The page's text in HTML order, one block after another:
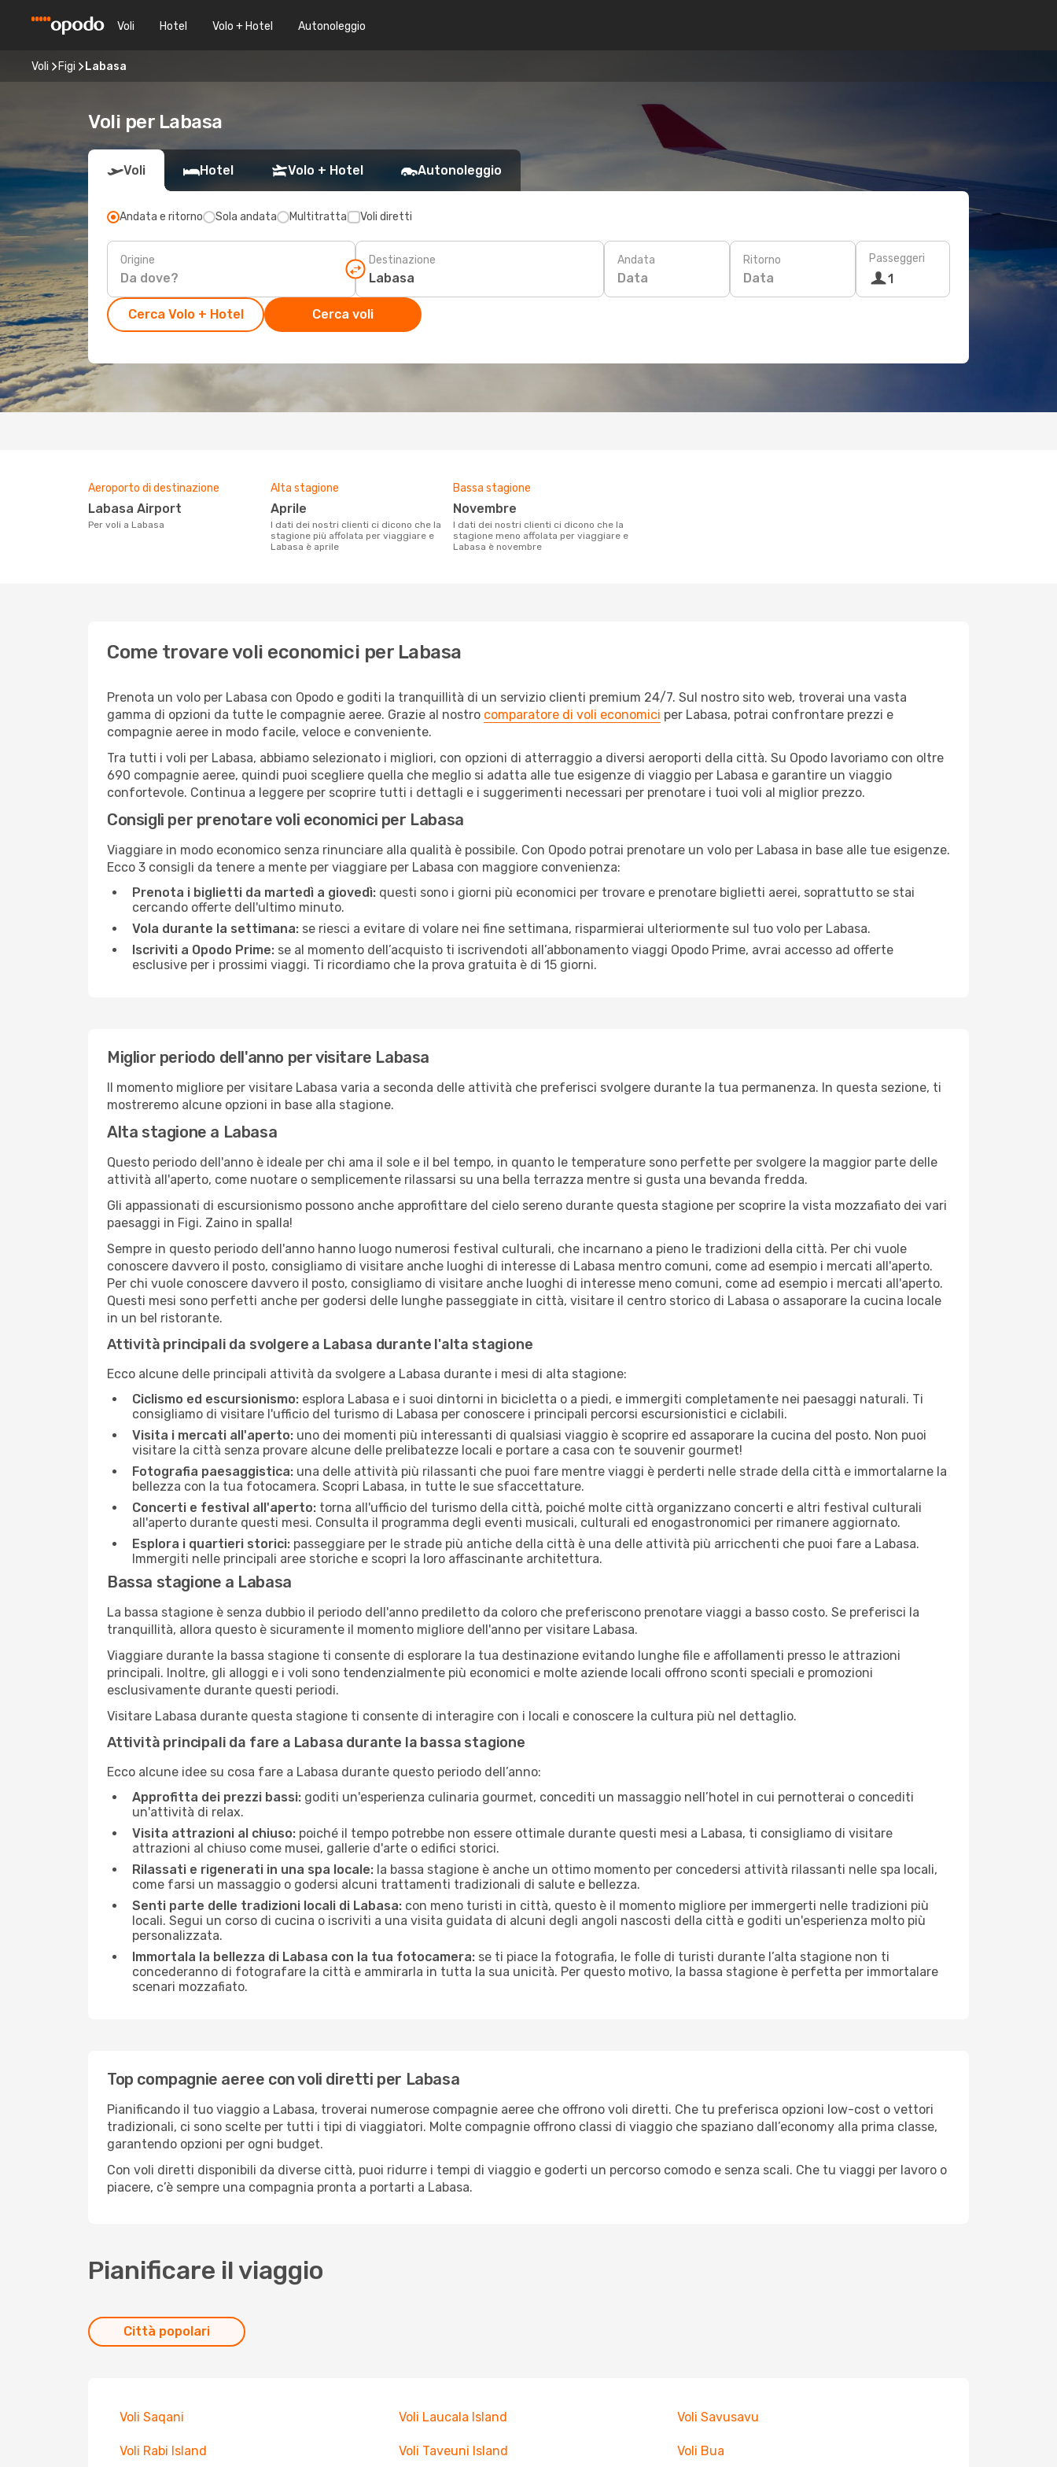
Voli Hotel Volo + Hotel Autonoleggio
Voli Figi Labasa
Voli per Labasa
Voli Hotel Volo + Hotel Autonoleggio
Andata e ritorno Sola andata Multitratta Voli diretti
Origine Destinazione Andata
Data
Ritorno
Data
Passeggeri
1
Cerca Volo + Hotel Cerca voli
Aeroporto di destinazione
Labasa Airport
Per voli a Labasa
Alta stagione
aprile
I dati dei nostri clienti ci dicono che la
stagione più affolata per viaggiare e
Labasa è aprile
Bassa stagione
novembre
I dati dei nostri clienti ci dicono che la
stagione meno affolata per viaggiare e
Labasa è novembre
Come trovare voli economici per Labasa
Prenota un volo per Labasa con Opodo e goditi la tranquillità di un servizio clienti premium 24/7. Sul nostro sito web, troverai una vasta
gamma di opzioni da tutte le compagnie aeree. Grazie al nostro comparatore di voli economici per Labasa, potrai confrontare prezzi e
compagnie aeree in modo facile, veloce e conveniente.
Tra tutti i voli per Labasa, abbiamo selezionato i migliori, con opzioni di atterraggio a diversi aeroporti della città. Su Opodo lavoriamo con oltre
690 compagnie aeree, quindi puoi scegliere quella che meglio si adatta alle tue esigenze di viaggio per Labasa e garantire un viaggio
confortevole. Continua a leggere per scoprire tutti i dettagli e i suggerimenti necessari per prenotare i tuoi voli al miglior prezzo.
Consigli per prenotare voli economici per Labasa
Viaggiare in modo economico senza rinunciare alla qualità è possibile. Con Opodo potrai prenotare un volo per Labasa in base alle tue esigenze.
Ecco 3 consigli da tenere a mente per viaggiare per Labasa con maggiore convenienza:
Prenota i biglietti da martedì a giovedì: questi sono i giorni più economici per trovare e prenotare biglietti aerei, soprattutto se stai
cercando offerte dell'ultimo minuto.
Vola durante la settimana: se riesci a evitare di volare nei fine settimana, risparmierai ulteriormente sul tuo volo per Labasa.
Iscriviti a Opodo Prime: se al momento dell’acquisto ti iscrivendoti all’abbonamento viaggi Opodo Prime, avrai accesso ad offerte
esclusive per i prossimi viaggi. Ti ricordiamo che la prova gratuita è di 15 giorni.
Miglior periodo dell'anno per visitare Labasa
Il momento migliore per visitare Labasa varia a seconda delle attività che preferisci svolgere durante la tua permanenza. In questa sezione, ti
mostreremo alcune opzioni in base alla stagione.
Alta stagione a Labasa
Questo periodo dell'anno è ideale per chi ama il sole e il bel tempo, in quanto le temperature sono perfette per svolgere la maggior parte delle
attività all'aperto, come nuotare o semplicemente rilassarsi su una bella terrazza mentre si gusta una bevanda fredda.
Gli appassionati di escursionismo possono anche approfittare del cielo sereno durante questa stagione per scoprire la vista mozzafiato dei vari
paesaggi in Figi. Zaino in spalla!
Sempre in questo periodo dell'anno hanno luogo numerosi festival culturali, che incarnano a pieno le tradizioni della città. Per chi vuole
conoscere davvero il posto, consigliamo di visitare anche luoghi di interesse di Labasa mentro comuni, come ad esempio i mercati all'aperto.
Per chi vuole conoscere davvero il posto, consigliamo di visitare anche luoghi di interesse meno comuni, come ad esempio i mercati all'aperto.
Questi mesi sono perfetti anche per godersi delle lunghe passeggiate in città, visitare il centro storico di Labasa o assaporare la cucina locale
in un bel ristorante.
Attività principali da svolgere a Labasa durante l'alta stagione
Ecco alcune delle principali attività da svolgere a Labasa durante i mesi di alta stagione:
Ciclismo ed escursionismo: esplora Labasa e i suoi dintorni in bicicletta o a piedi, e immergiti completamente nei paesaggi naturali. Ti
consigliamo di visitare l'ufficio del turismo di Labasa per conoscere i principali percorsi escursionistici e ciclabili.
Visita i mercati all'aperto: uno dei momenti più interessanti di qualsiasi viaggio è scoprire ed assaporare la cucina del posto. Non puoi
visitare la città senza provare alcune delle prelibatezze locali e portare a casa con te souvenir gourmet!
Fotografia paesaggistica: una delle attività più rilassanti che puoi fare mentre viaggi è perderti nelle strade della città e immortalarne la
bellezza con la tua fotocamera. Scopri Labasa, in tutte le sue sfaccettature.
Concerti e festival all'aperto: torna all'ufficio del turismo della città, poiché molte città organizzano concerti e altri festival culturali
all'aperto durante questi mesi. Consulta il programma degli eventi musicali, culturali ed enogastronomici per rimanere aggiornato.
Esplora i quartieri storici: passeggiare per le strade più antiche della città è una delle attività più arricchenti che puoi fare a Labasa.
Immergiti nelle principali aree storiche e scopri la loro affascinante architettura.
Bassa stagione a Labasa
La bassa stagione è senza dubbio il periodo dell'anno prediletto da coloro che preferiscono prenotare viaggi a basso costo. Se preferisci la
tranquillità, allora questo è sicuramente il momento migliore dell'anno per visitare Labasa.
Viaggiare durante la bassa stagione ti consente di esplorare la tua destinazione evitando lunghe file e affollamenti presso le attrazioni
principali. Inoltre, gli alloggi e i voli sono tendenzialmente più economici e molte aziende locali offrono sconti speciali e promozioni
esclusivamente durante questi periodi.
Visitare Labasa durante questa stagione ti consente di interagire con i locali e conoscere la cultura più nel dettaglio.
Attività principali da fare a Labasa durante la bassa stagione
Ecco alcune idee su cosa fare a Labasa durante questo periodo dell’anno:
Approfitta dei prezzi bassi: goditi un'esperienza culinaria gourmet, concediti un massaggio nell’hotel in cui pernotterai o concediti
un'attività di relax.
Visita attrazioni al chiuso: poiché il tempo potrebbe non essere ottimale durante questi mesi a Labasa, ti consigliamo di visitare
attrazioni al chiuso come musei, gallerie d'arte o edifici storici.
Rilassati e rigenerati in una spa locale: la bassa stagione è anche un ottimo momento per concedersi attività rilassanti nelle spa locali,
come farsi un massaggio o godersi alcuni trattamenti tradizionali di salute e bellezza.
Senti parte delle tradizioni locali di Labasa: con meno turisti in città, questo è il momento migliore per immergerti nelle tradizioni più
locali. Segui un corso di cucina o iscriviti a una visita guidata di alcuni degli angoli nascosti della città e goditi un'esperienza molto più
personalizzata.
Immortala la bellezza di Labasa con la tua fotocamera: se ti piace la fotografia, le folle di turisti durante l’alta stagione non ti
concederanno di fotografare la città e ammirarla in tutta la sua unicità. Per questo motivo, la bassa stagione è perfetta per immortalare
scenari mozzafiato.
Top compagnie aeree con voli diretti per Labasa
Pianificando il tuo viaggio a Labasa, troverai numerose compagnie aeree che offrono voli diretti. Che tu preferisca opzioni low-cost o vettori
tradizionali, ci sono scelte per tutti i tipi di viaggiatori. Molte compagnie offrono classi di viaggio che spaziano dall’economy alla prima classe,
garantendo opzioni per ogni budget.
Con voli diretti disponibili da diverse città, puoi ridurre i tempi di viaggio e goderti un percorso comodo e senza scali. Che tu viaggi per lavoro o
piacere, c’è sempre una compagnia pronta a portarti a Labasa.
Pianificare il viaggio
Città popolari
Voli Saqani Voli Laucala Island Voli Savusavu
Voli Rabi Island Voli Taveuni Island Voli Bua